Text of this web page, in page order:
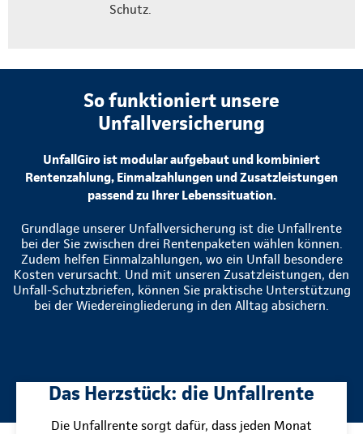
Schutz.
So funktioniert unsere
Unfallversicherung
UnfallGiro ist modular aufgebaut und kombiniert
Rentenzahlung, Einmalzahlungen und Zusatzleistungen
passend zu Ihrer Lebenssituation.
Grundlage unserer Unfallversicherung ist die Unfallrente
bei der Sie zwischen drei Rentenpaketen wählen können.
Zudem helfen Einmalzahlungen, wo ein Unfall besondere
Kosten verursacht. Und mit unseren Zusatzleistungen, den
Unfall-Schutzbriefen, können Sie praktische Unterstützung
bei der Wiedereingliederung in den Alltag absichern.
Das Herzstück: die Unfallrente
Die Unfallrente sorgt dafür, dass jeden Monat